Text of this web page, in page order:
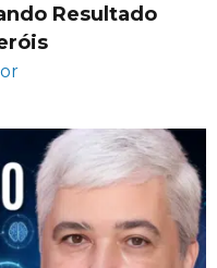
Resultado